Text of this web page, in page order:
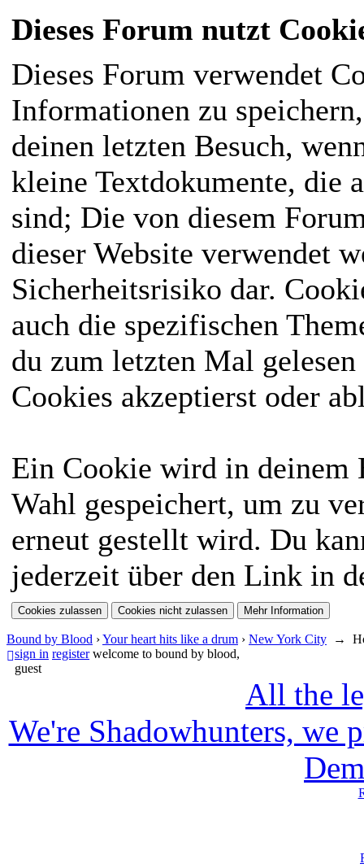
Dieses Forum nutzt
Dieses Forum verwendet
Informationen zu
deinen letzten Besuch,
kleine Textdokumente, die
sind; Die von diesem
dieser Website verwendet
Sicherheitsrisiko dar.
auch die spezifischen
du zum letzten Mal
Cookies akzeptierst oder
Ein Cookie wird in deinem
Wahl gespeichert, um zu
erneut gestellt wird. Du
jederzeit über den Link in
Bound by Blood ›Your heart hits like a drum › New York City →
sign in register welcome to bound by blood,
guest
All the
We're Shadowhunters, we